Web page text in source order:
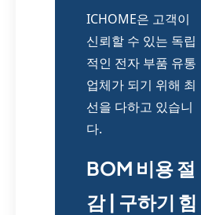
ICHOME은 고객이
신뢰할 수 있는 독립
적인 전자 부품 유통
업체가 되기 위해 최
선을 다하고 있습니
다.
BOM 비용 절
감 | 구하기 힘